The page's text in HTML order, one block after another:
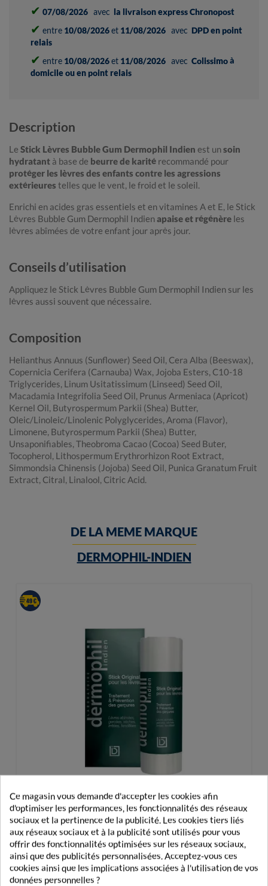
✔ 07/08/2026 avec la livraison express Chronopost
✔ entre 10/08/2026et 11/08/2026 avec DPD en point
relais
✔ entre 10/08/2026et 11/08/2026 avec Colissimo à
domicile ou en point relais
Description
Le Stick Lèvres Bubble Gum Dermophil Indien est unsoin
hydratant à base de beurre de karité recommandé pour
protéger les lèvres des enfants contre les agressions
extérieures telles que le vent, le froid et le soleil.
Enrichi en acides gras essentiels et en vitamines A et E, le Stick
Lèvres Bubble Gum Dermophil Indienapaise et régénère les
lèvres abîmées de votre enfant jour après jour.
Conseils d’utilisation
Appliquez le Stick Lèvres Bubble Gum Dermophil Indien sur les
lèvres aussi souvent que nécessaire.
Composition
Helianthus Annuus (Sunflower) Seed Oil, Cera Alba (Beeswax),
Copernicia Cerifera (Carnauba) Wax, Jojoba Esters, C10-18
Triglycerides, Linum Usitatissimum (Linseed) Seed Oil,
Macadamia Integrifolia Seed Oil, Prunus Armeniaca (Apricot)
Kernel Oil, Butyrospermum Parkii (Shea) Butter,
Oleic/Linoleic/Linolenic Polyglycerides, Aroma (Flavor),
Limonene, Butyrospermum Parkii (Shea) Butter,
Unsaponifiables, Theobroma Cacao (Cocoa) Seed Buter,
Tocopherol, Lithospermum Erythrorhizon Root Extract,
Simmondsia Chinensis (Jojoba) Seed Oil, Punica Granatum Fruit
Extract, Citral, Linalool, Citric Acid.
DE LA MEME MARQUE
DERMOPHIL-INDIEN
Dermophil Indien Stick Orignal Lèvres
Ce magasin vous demande d'accepter les cookies afin
d'optimiser les performances, les fonctionnalités des réseaux
sociaux et la pertinence de la publicité. Les cookies tiers liés
aux réseaux sociaux et à la publicité sont utilisés pour vous
offrir des fonctionnalités optimisées sur les réseaux sociaux,
ainsi que des publicités personnalisées. Acceptez-vous ces
cookies ainsi que les implications associées à l'utilisation de vos
données personnelles ?